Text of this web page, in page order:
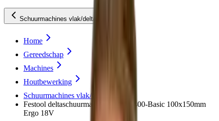
Schuurmachines vlak/delta
Home
Gereedschap
Machines
Houtbewerking
Schuurmachines vlak/delta
Festool deltaschuurmachine DTSC 400-Basic 100x150mm
Ergo 18V